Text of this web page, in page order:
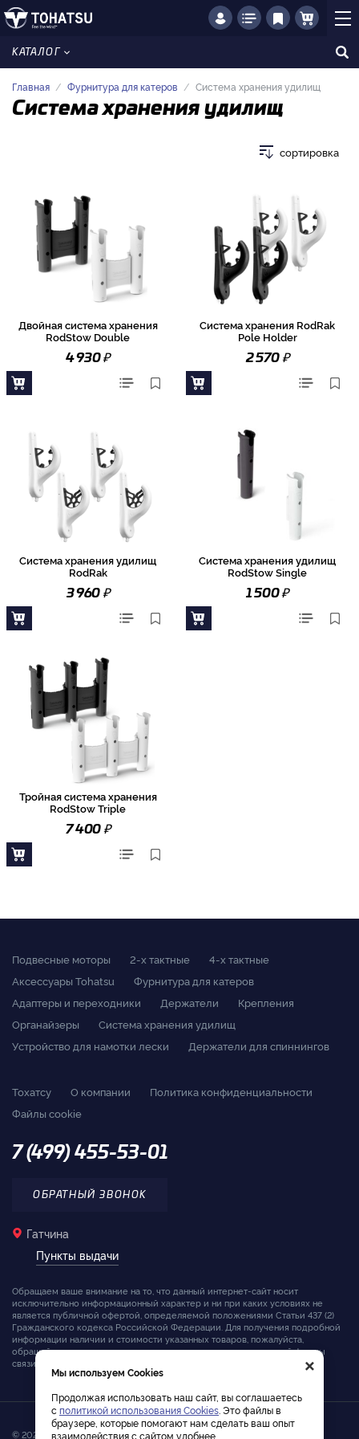
КАТАЛОГ
Главная Фурнитура для катеров Система хранения удилищ
Система хранения удилищ
сортировка
Двойная система хранения
RodStow Double
4 930₽
Система хранения RodRak
Pole Holder
2 570₽
Система хранения удилищ
RodRak
3 960₽
Система хранения удилищ
RodStow Single
1 500₽
Тройная система хранения
RodStow Triple
7 400₽
Подвесные моторы 2-x тактные
4-x тактные
Аксессуары Tohatsu
Фурнитура для катеров
Адаптеры и переходники
Держатели
Крепления
Органайзеры
Система хранения удилищ
Устройство для намотки лески
Держатели для спиннингов
Тохатсу О компании
Политика конфиденциальности
Файлы cookie
7 (499) 455-53-01
ОБРАТНЫЙ ЗВОНОК
Гатчина
Пункты выдачи
Обращаем ваше внимание на то, что данный интернет-сайт носит
исключительно информационный характер и ни при каких условиях не
является публичной офертой, определяемой положениями Статьи 437 (2)
Гражданского кодекса Российской Федерации. Для получения подробной
информации наличии и стоимости указанных товаров, пожалуйста,
обращайтесь к менеджерам компании с помощью специальной формы
связи на сайте или по телефону.
© 2026. Интернет-магазин лодочных моторов Tohatsu
×
Мы используем Cookies
Продолжая использовать наш сайт, вы соглашаетесь
с политикой использования Cookies . Это файлы в
браузере, которые помогают нам сделать ваш опыт
взаимодействия с сайтом удобнее.